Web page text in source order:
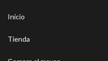
Inicio
Tienda